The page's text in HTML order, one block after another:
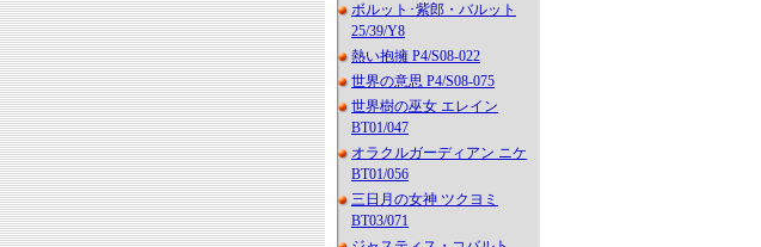
ボルット･紫郎・バルット
25/39/Y8
熱い抱擁 P4/S08-022
世界の意思 P4/S08-075
世界樹の巫女 エレイン
BT01/047
オラクルガーディアン ニケ
BT01/056
三日月の女神 ツクヨミ
BT03/071